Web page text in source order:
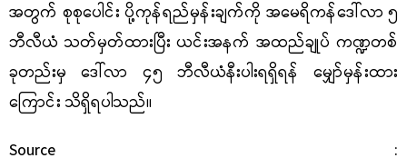
အတွက် စုစုပေါင်း ပို့ကုန်ရည်မှန်းချက်ကို အမေရိကန်ဒေါ်လာ ၅
ဘီလီယံ သတ်မှတ်ထားပြီး ယင်းအနက် အထည်ချုပ် ကဏ္ဍတစ်
ခုတည်းမှ ဒေါ်လာ ၄၅ ဘီလီယံနီးပါးရရှိရန် မျှော်မှန်းထား
ကြောင်း သိရှိရပါသည်။
Source :